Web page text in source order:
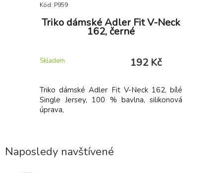
potisk
Kód: P959
Triko dámské Adler Fit V-Neck
162, černé
Skladem 192 Kč
Triko dámské Adler Fit V-Neck 162, bílé
Single Jersey, 100 % bavlna, silikonová
úprava,
Naposledy navštívené